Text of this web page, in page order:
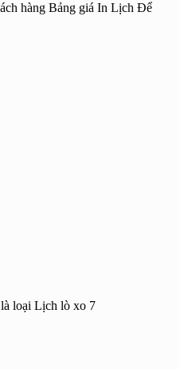
hàng Bảng giá In Lịch Để
loại Lịch lò xo 7